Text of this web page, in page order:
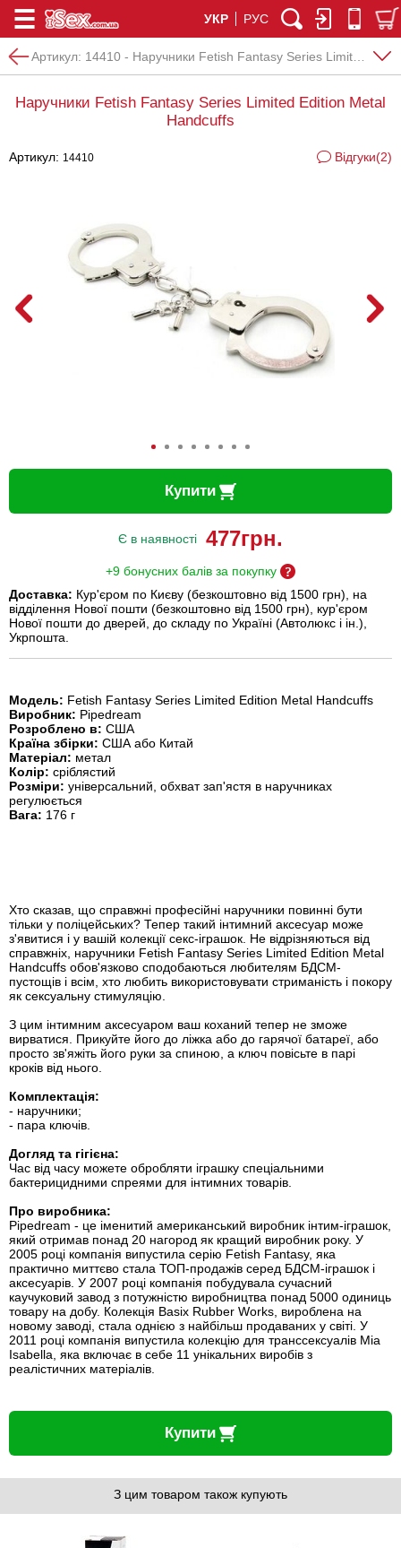
УКР РУС
Артикул: 14410 - Наручники Fetish Fantasy Series Limited Edition Metal Handcuffs
Наручники Fetish Fantasy Series Limited Edition Metal
Handcuffs
Артикул: 14410 Відгуки(2)
Купити
Є в наявності 477грн.
+9 бонусних балів за покупку
Доставка: Кур'єром по Києву (безкоштовно від 1500 грн), на
відділення Нової пошти (безкоштовно від 1500 грн), кур'єром
Нової пошти до дверей, до складу по Україні (Автолюкс і ін.),
Укрпошта.
Модель: Fetish Fantasy Series Limited Edition Metal Handcuffs
Виробник: Pipedream
Розроблено в: США
Країна збірки: США або Китай
Матеріал: метал
Колір: сріблястий
Розміри: універсальний, обхват зап'ястя в наручниках
регулюється
Вага: 176 г
Хто сказав, що справжні професійні наручники повинні бути
тільки у поліцейських? Тепер такий інтимний аксесуар може
з'явитися і у вашій колекції секс-іграшок. Не відрізняються від
справжніх, наручники Fetish Fantasy Series Limited Edition Metal
Handcuffs обов'язково сподобаються любителям БДСМ-
пустощів і всім, хто любить використовувати стриманість і покору
як сексуальну стимуляцію.
З цим інтимним аксесуаром ваш коханий тепер не зможе
вирватися. Прикуйте його до ліжка або до гарячої батареї, або
просто зв'яжіть його руки за спиною, а ключ повісьте в парі
кроків від нього.
Комплектація:
- наручники;
- пара ключів.
Догляд та гігієна:
Час від часу можете обробляти іграшку спеціальними
бактерицидними спреями для інтимних товарів.
Про виробника:
Pipedream - це іменитий американський виробник інтим-іграшок,
який отримав понад 20 нагород як кращий виробник року. У
2005 році компанія випустила серію Fetish Fantasy, яка
практично миттєво стала ТОП-продажів серед БДСМ-іграшок і
аксесуарів. У 2007 році компанія побудувала сучасний
каучуковий завод з потужністю виробництва понад 5000 одиниць
товару на добу. Колекція Basix Rubber Works, вироблена на
новому заводі, стала однією з найбільш продаваних у світі. У
2011 році компанія випустила колекцію для транссексуалів Mia
Isabella, яка включає в себе 11 унікальних виробів з
реалістичних матеріалів.
Купити
З цим товаром також купують